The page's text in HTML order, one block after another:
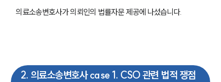
의료소송변호사가 의뢰인의 법률자문 제공에 나섰습니다.
2. 의료소송변호사 case 1. CSO 관련 법적 쟁점